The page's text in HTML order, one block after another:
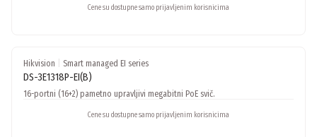
Cene su dostupne samo prijavljenim korisnicima
Hikvision Smart managed EI series
DS-3E1318P-EI(B)
16-portni (16+2) pametno upravljivi megabitni PoE svič.
Cene su dostupne samo prijavljenim korisnicima